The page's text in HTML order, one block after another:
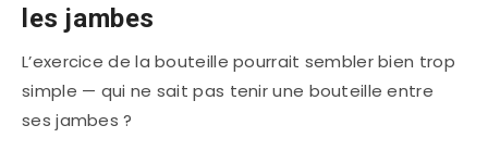
les jambes
L’exercice de la bouteille pourrait sembler bien trop
simple — qui ne sait pas tenir une bouteille entre
ses jambes ?